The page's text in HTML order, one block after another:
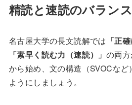
精読と速読のバラン
名古屋大学の長文読解では 「正
「素早く読む力（速読）」 の両
から始め、文の構造（SVOCなど
ようにしましょう。